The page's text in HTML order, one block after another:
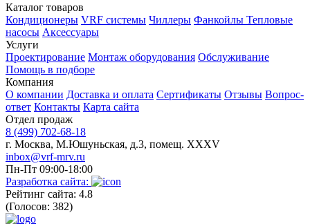
Каталог товаров
Кондиционеры VRF системы Чиллеры Фанкойлы Тепловые
насосы Аксессуары
Услуги
Проектирование Монтаж оборудования Обслуживание
Помощь в подборе
Компания
О компании Доставка и оплата Сертификаты Отзывы Вопрос-
ответ Контакты Карта сайта
Отдел продаж
8 (499) 702-68-18
г. Москва, М.Юшуньская, д.3, помещ. XXXV
inbox@vrf-mrv.ru
Пн-Пт 09:00-18:00
Разработка сайта:
Рейтинг сайта: 4.8
(Голосов: 382)